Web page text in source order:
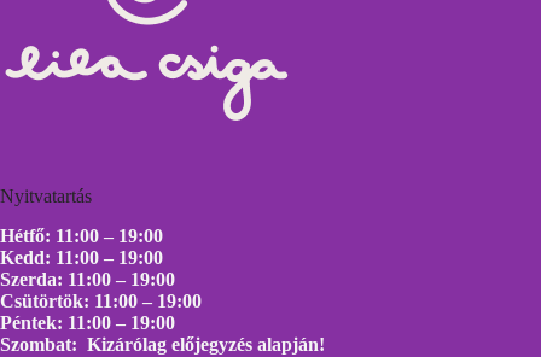
Nyitvatartás
Hétfő: 11:00 – 19:00
Kedd: 11:00 – 19:00
Szerda: 11:00 – 19:00
Csütörtök: 11:00 – 19:00
Péntek: 11:00 – 19:00
Szombat: Kizárólag előjegyzés alapján!